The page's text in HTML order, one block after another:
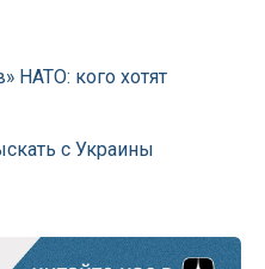
НАТО: кого хотят
с Украины